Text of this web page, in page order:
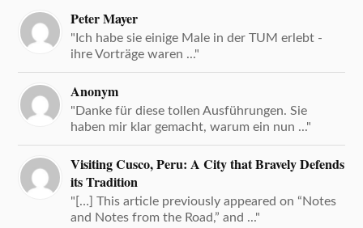
Peter Mayer
"Ich habe sie einige Male in der TUM erlebt -
ihre Vorträge waren ..."
Anonym
"Danke für diese tollen Ausführungen. Sie
haben mir klar gemacht, warum ein nun ..."
Visiting Cusco, Peru: A City that Bravely Defends
its Tradition
"[…] This article previously appeared on “Notes
and Notes from the Road,” and ..."